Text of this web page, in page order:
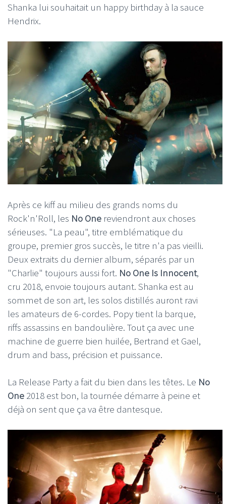
Shanka lui souhaitait un happy birthday à la sauce
Hendrix.
Après ce kiff au milieu des grands noms du
Rock'n'Roll, les No One reviendront aux choses
sérieuses. "La peau", titre emblématique du
groupe, premier gros succès, le titre n'a pas vieilli.
Deux extraits du dernier album, séparés par un
"Charlie" toujours aussi fort. No One Is Innocent,
cru 2018, envoie toujours autant. Shanka est au
sommet de son art, les solos distillés auront ravi
les amateurs de 6-cordes. Popy tient la barque,
riffs assassins en bandoulière. Tout ça avec une
machine de guerre bien huilée, Bertrand et Gael,
drum and bass, précision et puissance.
La Release Party a fait du bien dans les têtes. Le No
One 2018 est bon, la tournée démarre à peine et
déjà on sent que ça va être dantesque.